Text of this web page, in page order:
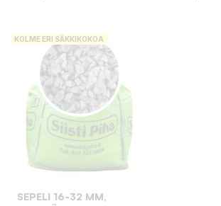
KOLME ERI SÄKKIKOKOA
SEPELI 16-32 MM,